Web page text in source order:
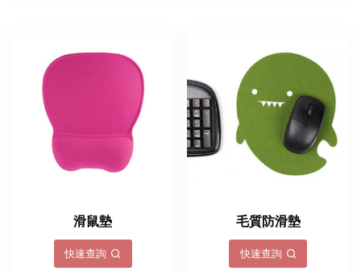
滑鼠墊
快速查詢
毛質防滑墊
快速查詢